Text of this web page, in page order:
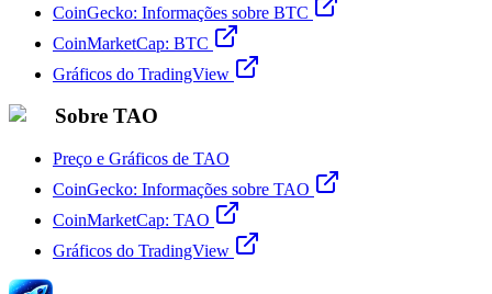
CoinGecko: Informações sobre BTC
CoinMarketCap: BTC
Gráficos do TradingView
Sobre TAO
Preço e Gráficos de TAO
CoinGecko: Informações sobre TAO
CoinMarketCap: TAO
Gráficos do TradingView